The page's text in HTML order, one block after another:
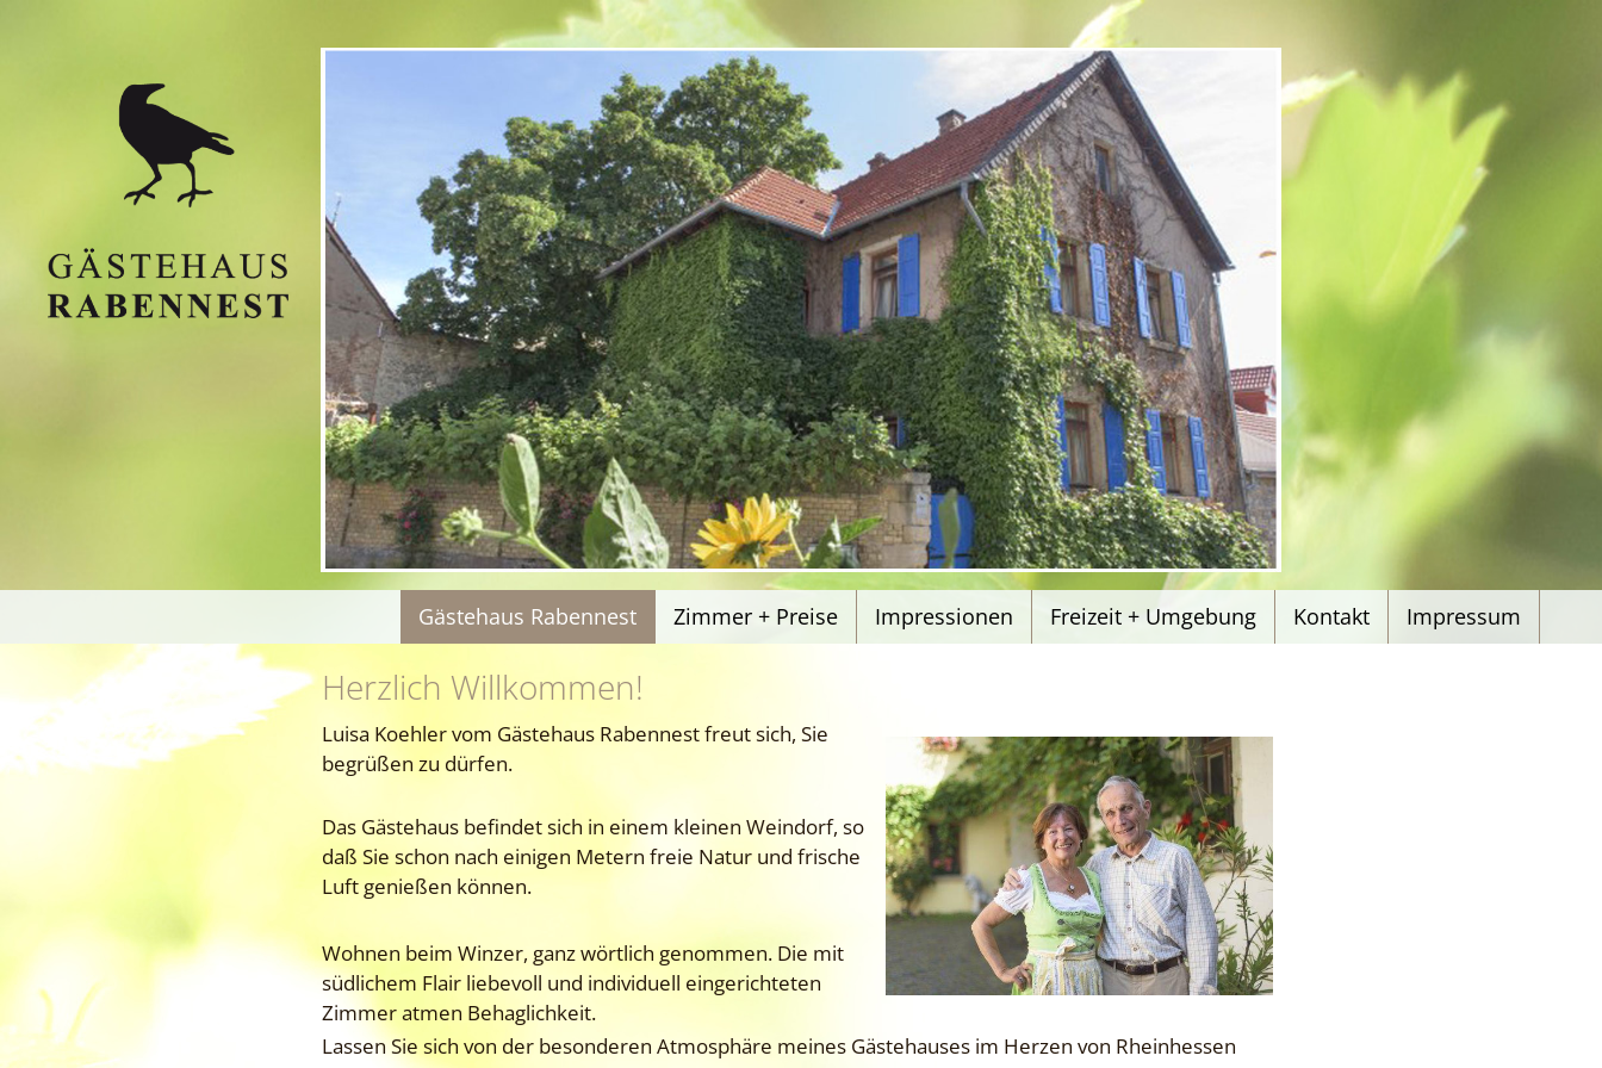
Gästehaus Rabennest Zimmer + Preise Impressionen Freizeit + Umgebung Kontakt Impressum
Herzlich Willkommen!
Luisa Koehler vom Gästehaus Rabennest freut sich, Sie
begrüßen zu dürfen.
Das Gästehaus befindet sich in einem kleinen Weindorf, so
daß Sie schon nach einigen Metern freie Natur und frische
Luft genießen können.
Wohnen beim Winzer, ganz wörtlich genommen. Die mit
südlichem Flair liebevoll und individuell eingerichteten
Zimmer atmen Behaglichkeit.
Lassen Sie sich von der besonderen Atmosphäre meines Gästehauses im Herzen von Rheinhessen